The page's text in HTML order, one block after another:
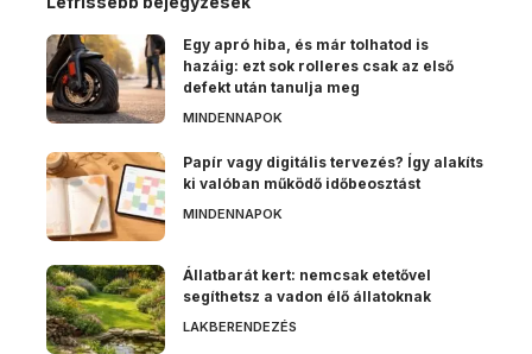
Egy apró hiba, és már tolhatod is
hazáig: ezt sok rolleres csak az első
defekt után tanulja meg
MINDENNAPOK
Papír vagy digitális tervezés? Így alakíts
ki valóban működő időbeosztást
MINDENNAPOK
Állatbarát kert: nemcsak etetővel
segíthetsz a vadon élő állatoknak
LAKBERENDEZÉS